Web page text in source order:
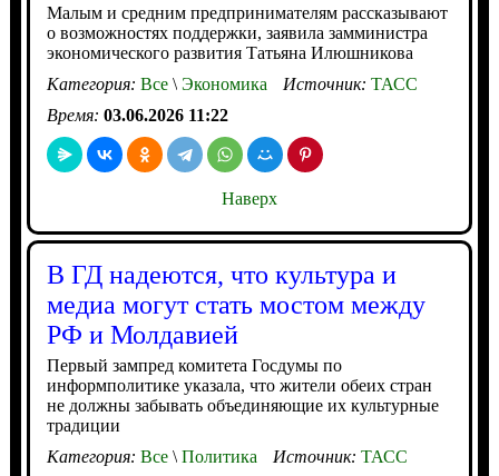
Малым и средним предпринимателям рассказывают
о возможностях поддержки, заявила замминистра
экономического развития Татьяна Илюшникова
Категория: Все\Экономика Источник: ТАСС
Время: 03.06.2026 11:22
Наверх
В ГД надеются, что культура и
медиа могут стать мостом между
РФ и Молдавией
Первый зампред комитета Госдумы по
информполитике указала, что жители обеих стран
не должны забывать объединяющие их культурные
традиции
Категория: Все\Политика Источник: ТАСС